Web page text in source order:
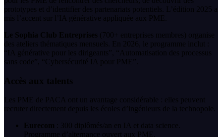
prototypes et d’identifier des partenariats potentiels. L’édition 2025 a
mis l’accent sur l’IA générative appliquée aux PME.
Le Sophia Club Entreprises (700+ entreprises membres) organise
des ateliers thématiques mensuels. En 2026, le programme inclut :
“IA générative pour les dirigeants”, “Automatisation des processus
sans code”, “Cybersécurité IA pour PME”.
Accès aux talents
Les PME de PACA ont un avantage considérable : elles peuvent
recruter directement depuis les écoles d’ingénieurs de la technopole.
Eurecom : 300 diplômés/an en IA et data science.
Programme d’alternance ouvert aux PME.